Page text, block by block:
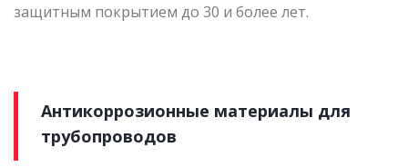
защитным покрытием до 30 и более лет.
Антикоррозионные материалы для
трубопроводов